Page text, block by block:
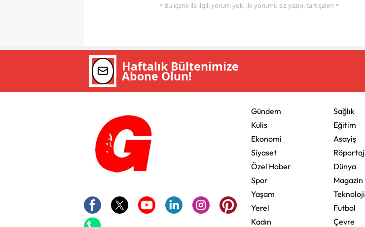
* Bu içerik ile ilgili yorum yok, ilk yorumu siz yazın, tartışalım *
Haftalık Bültenimize
Abone Olun!
Gündem
Kulis
Ekonomi
Siyaset
Özel Haber
Spor
Yaşam
Yerel
Kadın
Sağlık
Eğitim
Asayiş
Röportaj
Dünya
Magazin
Teknoloji
Futbol
Çevre